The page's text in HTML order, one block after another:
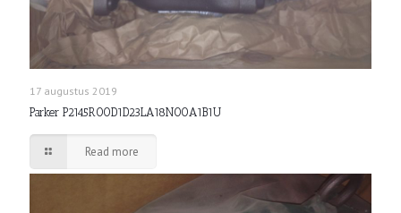
17 augustus 2019
Parker P2145R00D1D23LA18N00A1B1U
Read more